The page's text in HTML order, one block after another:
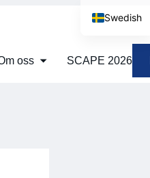
oss SCAPE 2026
Swedish